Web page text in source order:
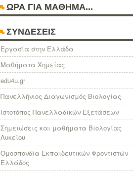
ΩΡΑ ΓΙΑ ΜΑΘΗΜΑ...
ΣΥΝΔΕΣΕΙΣ
Eργασία στην Ελλάδα
Μαθήματα Χημείας
edu4u.gr
Πανελλήνιος Διαγωνισμός Βιολογίας
Ιστοτόπος Πανελλαδικών Εξετάσεων
Σημειώσεις και μαθήματα Βιολογίας
Λυκείου
Ομοσπονδία Εκπαιδευτικών Φροντιστών
Ελλάδος